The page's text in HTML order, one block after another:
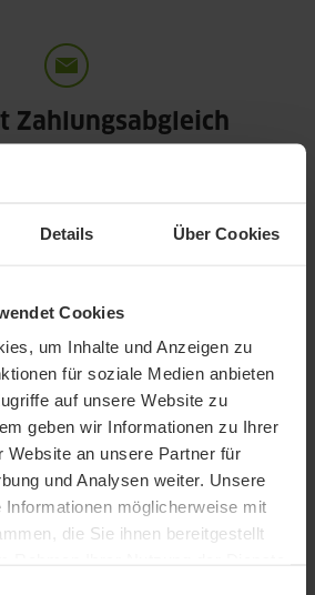
Details Über Cookies
Cookies
um Inhalte und Anzeigen zu
für soziale Medien anbieten
auf unsere Website zu
geben wir Informationen zu Ihrer
Website an unsere Partner für
und Analysen weiter. Unsere
Informationen möglicherweise mit
die Sie ihnen bereitgestellt
Zahlungsabgleich
schon bezahlt?
deines Unternehmens im
welche Rechnung noch offen
und